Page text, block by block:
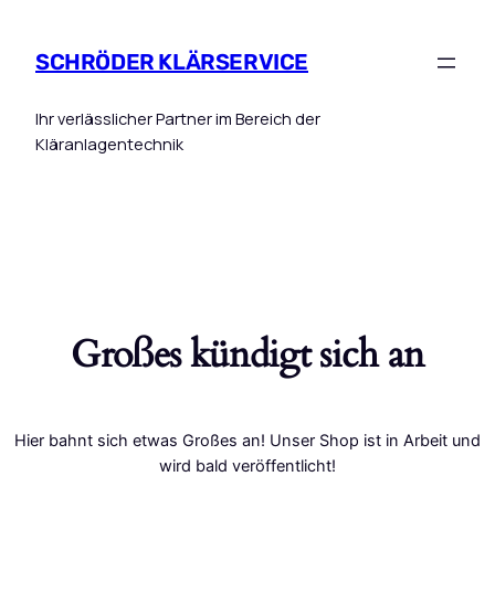
SCHRÖDER KLÄRSERVICE
Ihr verlässlicher Partner im Bereich der
Kläranlagentechnik
Großes kündigt sich an
Hier bahnt sich etwas Großes an! Unser Shop ist in Arbeit und
wird bald veröffentlicht!